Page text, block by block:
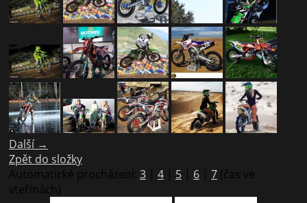
Další →
Zpět do složky
Automatické procházení: 3 | 4 | 5 | 6 | 7 (čas ve
vteřinách)